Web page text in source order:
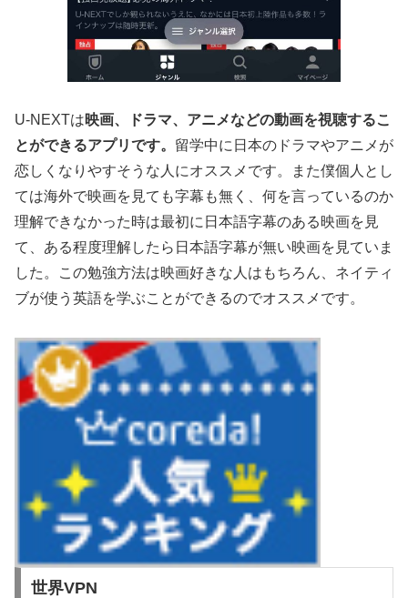
U-NEXTは映画、ドラマ、アニメなどの動画を視聴するこ
とができるアプリです。 留学中に日本のドラマやアニメが
恋しくなりやすそうな人にオススメです。また僕個人とし
ては海外で映画を見ても字幕も無く、何を言っているのか
理解できなかった時は最初に日本語字幕のある映画を見
て、ある程度理解したら日本語字幕が無い映画を見ていま
した。この勉強方法は映画好きな人はもちろん、ネイティ
ブが使う英語を学ぶことができるのでオススメです。
世界VPN